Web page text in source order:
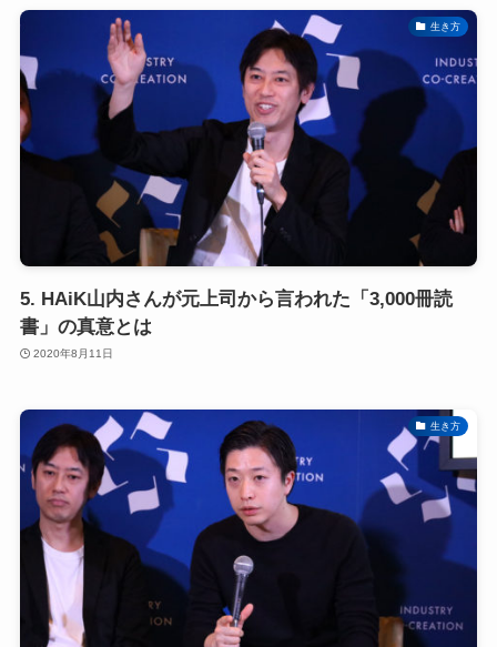
生き方
5. HAiK山内さんが元上司から言われた「3,000冊読
書」の真意とは
2020年8月11日
生き方